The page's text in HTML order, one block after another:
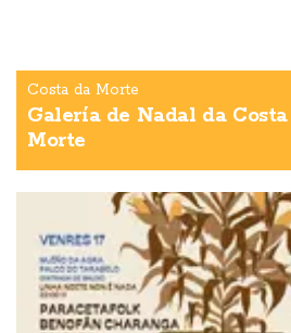
Costa da Morte
Galería de Nadal da
Morte